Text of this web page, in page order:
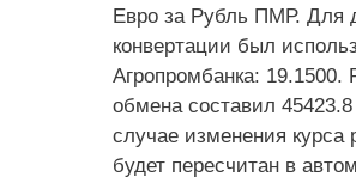
Евро за Рубль ПМР. Для
конвертации был
Агропромбанка: 19.1500.
обмена составил
случае изменения курса
будет пересчитан в